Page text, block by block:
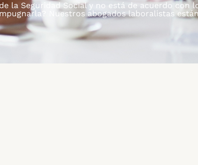
la Seguridad Social y no está de acuerdo con
Nuestros abogados laboralistas